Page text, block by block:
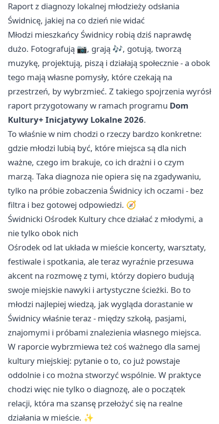
Raport z diagnozy lokalnej młodzieży odsłania
Świdnicę, jakiej na co dzień nie widać
Młodzi mieszkańcy Świdnicy robią dziś naprawdę
dużo. Fotografują 📷, grają 🎶, gotują, tworzą
muzykę, projektują, piszą i działają społecznie - a obok
tego mają własne pomysły, które czekają na
przestrzeń, by wybrzmieć. Z takiego spojrzenia wyrósł
raport przygotowany w ramach programu Dom
Kultury+ Inicjatywy Lokalne 2026.
To właśnie w nim chodzi o rzeczy bardzo konkretne:
gdzie młodzi lubią być, które miejsca są dla nich
ważne, czego im brakuje, co ich drażni i o czym
marzą. Taka diagnoza nie opiera się na zgadywaniu,
tylko na próbie zobaczenia Świdnicy ich oczami - bez
filtra i bez gotowej odpowiedzi. 🧭
Świdnicki Ośrodek Kultury chce działać z młodymi, a
nie tylko obok nich
Ośrodek od lat układa w mieście koncerty, warsztaty,
festiwale i spotkania, ale teraz wyraźnie przesuwa
akcent na rozmowę z tymi, którzy dopiero budują
swoje miejskie nawyki i artystyczne ścieżki. Bo to
młodzi najlepiej wiedzą, jak wygląda dorastanie w
Świdnicy właśnie teraz - między szkołą, pasjami,
znajomymi i próbami znalezienia własnego miejsca.
W raporcie wybrzmiewa też coś ważnego dla samej
kultury miejskiej: pytanie o to, co już powstaje
oddolnie i co można stworzyć wspólnie. W praktyce
chodzi więc nie tylko o diagnozę, ale o początek
relacji, która ma szansę przełożyć się na realne
działania w mieście. ✨